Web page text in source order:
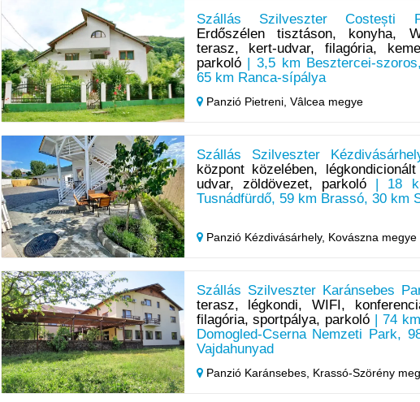
Szállás Szilveszter Costești
Erdőszélen tisztáson, konyha,
terasz, kert-udvar, filagória,
parkoló| 3,5 km Besztercei-
65 km Ranca-sípálya
Panzió Pietreni, Vâlcea megye
Szállás Szilveszter
központ közelében,
udvar, zöldövezet, parkoló| 18
Tusnádfürdő, 59 km Brassó, 30 km
Panzió Kézdivásárhely, Kovászna megye
Szállás Szilveszter Karánsebes
terasz, légkondi, WIFI,
filagória, sportpálya, parkoló | 74
Domogled-Cserna Nemzeti Park,
Vajdahunyad
Panzió Karánsebes, Krassó-Szörény